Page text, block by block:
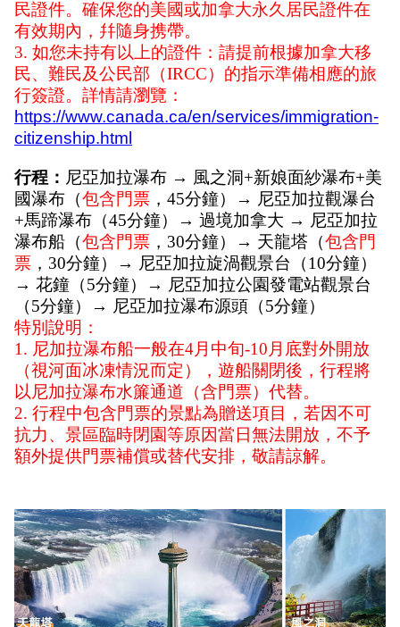
民證件。確保您的美國或加拿大永久居民證件在
有效期內，幷隨身携帶。
3. 如您未持有以上的證件：請提前根據加拿大移
民、難民及公民部（IRCC）的指示準備相應的旅
行簽證。詳情請瀏覽：
https://www.canada.ca/en/services/immigration-
citizenship.html
行程： 尼亞加拉瀑布 → 風之洞+新娘面紗瀑布+美
國瀑布（包含門票 ，45分鐘）→ 尼亞加拉觀瀑台
+馬蹄瀑布（45分鐘）→ 過境加拿大 → 尼亞加拉
瀑布船（包含門票 ，30分鐘）→ 天龍塔（包含門
票 ，30分鐘）→ 尼亞加拉旋渦觀景台（10分鐘）
→ 花鐘（5分鐘）→ 尼亞加拉公園發電站觀景台
（5分鐘）→ 尼亞加拉瀑布源頭（5分鐘）
特別說明：
1. 尼加拉瀑布船一般在4月中旬-10月底對外開放
（視河面冰凍情況而定），遊船關閉後，行程將
以尼加拉瀑布水簾通道（含門票）代替。
2. 行程中包含門票的景點為贈送項目，若因不可
抗力、景區臨時閉園等原因當日無法開放，不予
額外提供門票補償或替代安排，敬請諒解。